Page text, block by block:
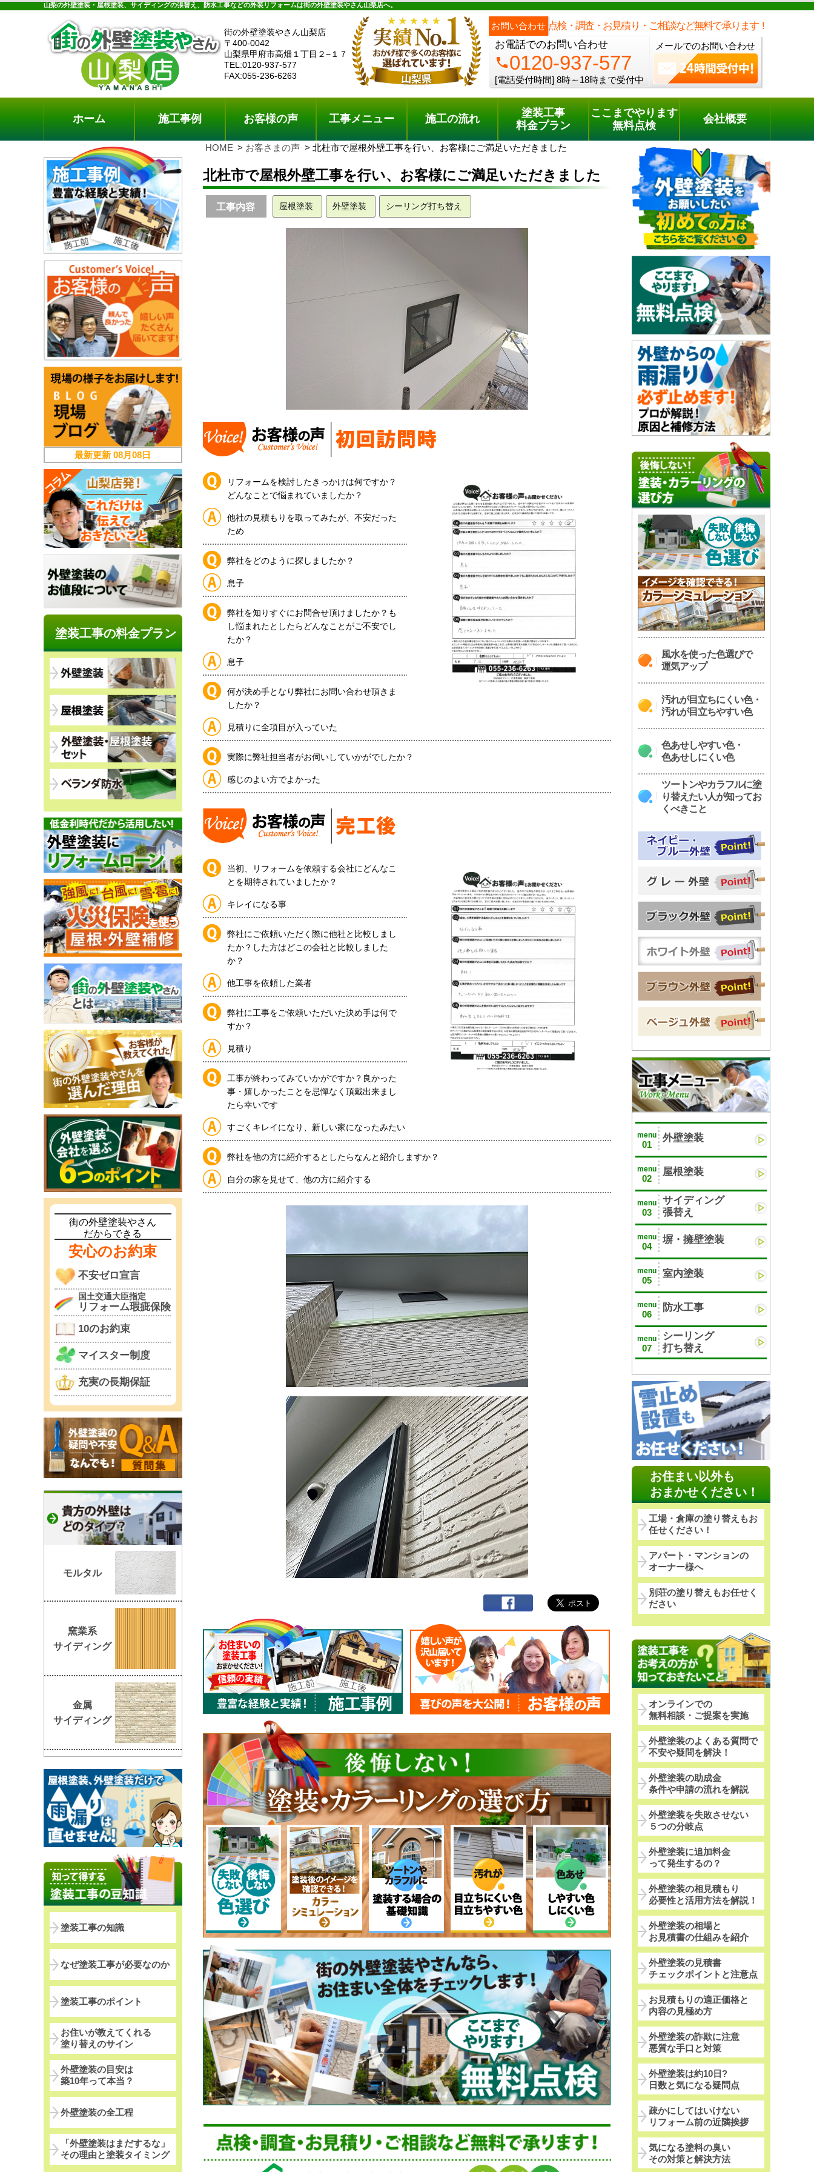
山梨の外壁塗装・屋根塗装、サイディングの張替え、防水工事などの外装リフォームは街の外壁塗装やさん山梨店へ。
街の外壁塗装やさん山梨店
〒400-0042
山梨県甲府市高畑１丁目２−１７
TEL:0120-937-577
FAX:055-236-6263
お問い合わせ 点検・調査・お見積り・ご相談など無料で承ります！
お電話でのお問い合わせ
phone0120-937-577
[電話受付時間] 8時～18時まで受付中
メールでのお問い合わせ
料金プラン 無料点検
電話でのご相談 [8時～18時まで受付中]
phone0120-937-577
ホーム 施工事例 お客様の声 工事メニュー 施工の流れ
塗装工事
料金プラン
ここまでやります
無料点検
会社概要
HOME お客さまの声 北杜市で屋根外壁工事を行い、お客様にご満足いただきました
北杜市で屋根外壁工事を行い、お客様にご満足いただきました
工事内容 屋根塗装 外壁塗装 シーリング打ち替え
リフォームを検討したきっかけは何ですか？
どんなことで悩まれていましたか？
他社の見積もりを取ってみたが、不安だった
ため
弊社をどのように探しましたか？
息子
弊社を知りすぐにお問合せ頂けましたか？も
し悩まれたとしたらどんなことがご不安でし
たか？
息子
何が決め手となり弊社にお問い合わせ頂きま
したか？
見積りに全項目が入っていた
実際に弊社担当者がお伺いしていかがでしたか？
感じのよい方でよかった
当初、リフォームを依頼する会社にどんなこ
とを期待されていましたか？
キレイになる事
弊社にご依頼いただく際に他社と比較しまし
たか？した方はどこの会社と比較しました
か？
他工事を依頼した業者
弊社に工事をご依頼いただいた決め手は何で
すか？
見積り
工事が終わってみていかがですか？良かった
事・嬉しかったことを忌憚なく頂戴出来まし
たら幸いです
すごくキレイになり、新しい家になったみたい
弊社を他の方に紹介するとしたらなんと紹介しますか？
自分の家を見せて、他の方に紹介する
風水を使った色選びで
運気アップ
汚れが目立ちにくい色・
汚れが目立ちやすい色
色あせしやすい色・
色あせしにくい色
ツートンやカラフルに塗
り替えたい人が知ってお
くべきこと
menu
01
外壁塗装
menu
02
屋根塗装
menu
03
サイディング
張替え
menu
04
塀・擁壁塗装
menu
05
室内塗装
menu
06
防水工事
menu
07
シーリング
打ち替え
お住まい以外も
おまかせください！
工場・倉庫の塗り替えもお
任せください！
アパート・マンションの
オーナー様へ
別荘の塗り替えもお任せく
ださい
オンラインでの
無料相談・ご提案を実施
外壁塗装のよくある質問で
不安や疑問を解決！
外壁塗装の助成金
条件や申請の流れを解説
外壁塗装を失敗させない
５つの分岐点
外壁塗装に追加料金
って発生するの？
外壁塗装の相見積もり
必要性と活用方法を解説！
外壁塗装の相場と
お見積書の仕組みを紹介
外壁塗装の見積書
チェックポイントと注意点
お見積もりの適正価格と
内容の見極め方
外壁塗装の詐欺に注意
悪質な手口と対策
外壁塗装は約10日?
日数と気になる疑問点
疎かにしてはいけない
リフォーム前の近隣挨拶
気になる塗料の臭い
その対策と解決方法
最新更新08月08日
塗装工事の料金プラン
街の外壁塗装やさん
だからできる
安心のお約束
不安ゼロ宣言
国土交通大臣指定
リフォーム瑕疵保険
10のお約束
マイスター制度
充実の長期保証
モルタル
窯業系
サイディング
金属
サイディング
塗装工事の知識
なぜ塗装工事が必要なのか
塗装工事のポイント
お住いが教えてくれる
塗り替えのサイン
外壁塗装の目安は
築10年って本当？
外壁塗装の全工程
「外壁塗装はまだするな」
その理由と塗装タイミング